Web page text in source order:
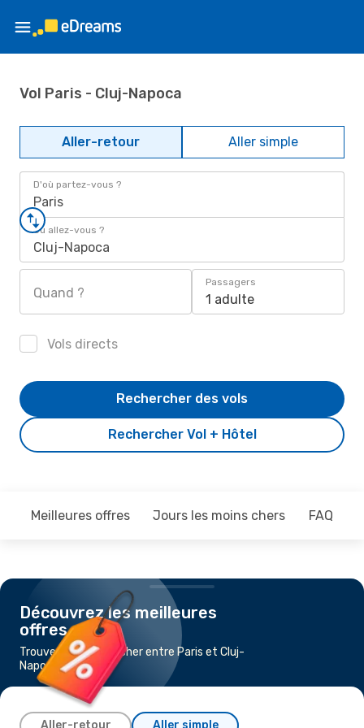
Vol Paris - Cluj-Napoca
Aller-retour Aller simple
D'où partez-vous ?
Paris
Où allez-vous ?
Cluj-Napoca
Quand ?
Passagers
1 adulte
Vols directs
Rechercher Vol + Hôtel
Rechercher des vols
Meilleures offres Jours les moins chers FAQ
Découvrez les meilleures
offres
Trouvez un vol pas cher entre Paris et Cluj-
Napoca
Aller-retour Aller simple